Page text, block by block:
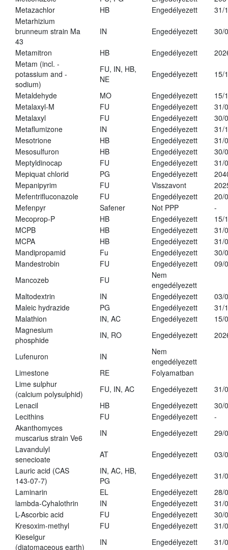
Metazachlor
HB Engedélyezett
31/
Metarhizium
brunneum strain Ma
43
IN Engedélyezett 30/
Metamitron HB Engedélyezett
Metam (incl. -
potassium and -
sodium)
FU, IN, HB,
NE
Engedélyezett 15/
Metaldehyde MO Engedélyezett
15/
Metalaxyl-M
FU Engedélyezett
31/
Metalaxyl
FU Engedélyezett
30/
Metaflumizone
IN Engedélyezett
31/
Mesotrione
HB Engedélyezett
31/
Mesosulfuron
HB Engedélyezett
30/
Meptyldinocap
FU Engedélyezett
31/
Mepiquat chlorid
PG Engedélyezett
Mepanipyrim
FU Visszavont
Mefentrifluconazole
FU Engedélyezett
20/
Mefenpyr
Safener Not PPP
-
Mecoprop-P
HB Engedélyezett
15/
MCPB
HB Engedélyezett
31/
MCPA
HB Engedélyezett
31/
Mandipropamid
Fu Engedélyezett
30/
Mandestrobin
FU Engedélyezett
09/
Mancozeb
FU
Nem
engedélyezett
Maltodextrin
IN Engedélyezett
03/
Maleic hydrazide
PG Engedélyezett
31/
Malathion
IN, AC Engedélyezett
15/
Magnesium
phosphide
IN, RO Engedélyezett
Lufenuron IN
Nem
engedélyezett
Limestone
RE
Folyamatban
Lime sulphur
(calcium polysulphid)
FU, IN, AC Engedélyezett
31/
Lenacil
HB Engedélyezett
30/
Lecithins
FU Engedélyezett
-
Akanthomyces
muscarius strain Ve6
IN Engedélyezett
29/
Lavandulyl
senecioate
AT Engedélyezett
03/
Lauric acid (CAS
143-07-7)
IN, AC, HB,
PG
Engedélyezett
31/
Laminarin
EL Engedélyezett
28/
lambda-Cyhalothrin
IN Engedélyezett
31/
L-Ascorbic acid
FU Engedélyezett
30/
Kresoxim-methyl
FU Engedélyezett
31/
Kieselgur
(diatomaceous earth)
IN Engedélyezett 31/